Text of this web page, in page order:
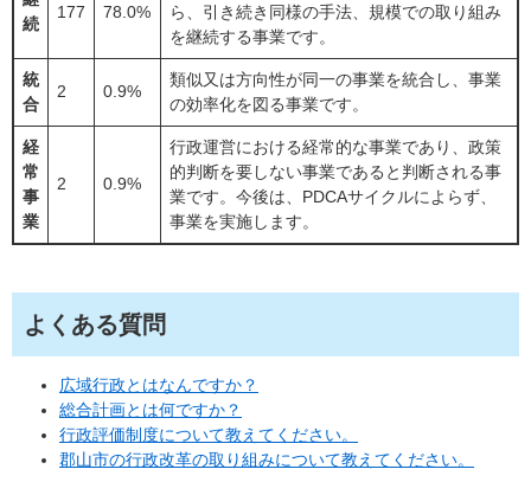
続
177 78.0%
ら、引き続き同様の手法、規模での取り組み
を継続する事業です。
統
合
2 0.9%
類似又は方向性が同一の事業を統合し、事業
の効率化を図る事業です。
経
常
事
業
2 0.9%
行政運営における経常的な事業であり、政策
的判断を要しない事業であると判断される事
業です。今後は、PDCAサイクルによらず、
事業を実施します。
よくある質問
広域行政とはなんですか？
総合計画とは何ですか？
行政評価制度について教えてください。
郡山市の行政改革の取り組みについて教えてください。